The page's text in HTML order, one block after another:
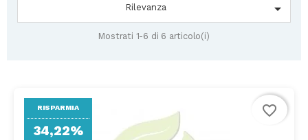
Rilevanza 
Mostrati 1-6 di 6 articolo(i)
RISPARMIA
34,22%
favorite_border